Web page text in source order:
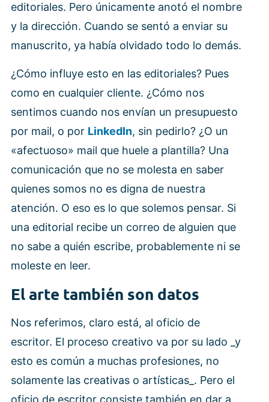
editoriales. Pero únicamente anotó el nombre
y la dirección. Cuando se sentó a enviar su
manuscrito, ya había olvidado todo lo demás.
¿Cómo influye esto en las editoriales? Pues
como en cualquier cliente. ¿Cómo nos
sentimos cuando nos envían un presupuesto
por mail, o por LinkedIn, sin pedirlo? ¿O un
«afectuoso» mail que huele a plantilla? Una
comunicación que no se molesta en saber
quienes somos no es digna de nuestra
atención. O eso es lo que solemos pensar. Si
una editorial recibe un correo de alguien que
no sabe a quién escribe, probablemente ni se
moleste en leer.
El arte también son datos
Nos referimos, claro está, al oficio de
escritor. El proceso creativo va por su lado _y
esto es común a muchas profesiones, no
solamente las creativas o artísticas_. Pero el
oficio de escritor consiste también en dar a